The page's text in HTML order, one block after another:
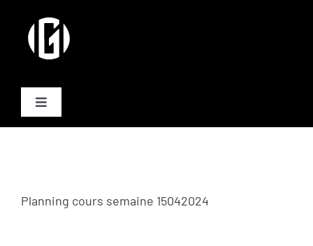
contenu
Toggle
Planning cours semaine 15042024